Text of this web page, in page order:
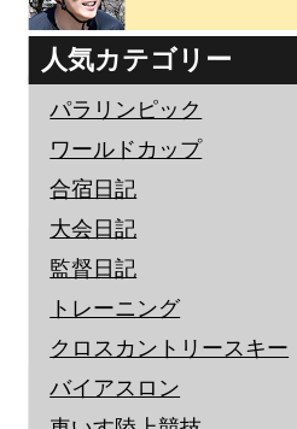
人気カテゴリー
パラリンピック
ワールドカップ
合宿日記
大会日記
監督日記
トレーニング
クロスカントリースキー
バイアスロン